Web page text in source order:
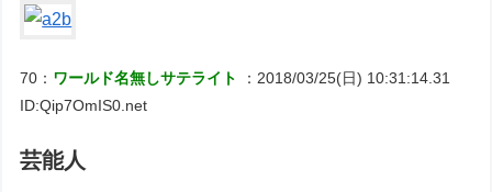
70： ワールド名無しサテライト
：2018/03/25(日) 10:31:14.31
ID:Qip7OmIS0.net
芸能人